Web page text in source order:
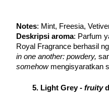
Notes: Mint, Freesia,
Deskripsi aroma: Parfum
Royal Fragrance berhasil
in one another: powdery,
somehow mengisyaratkan
Light Grey - fruity